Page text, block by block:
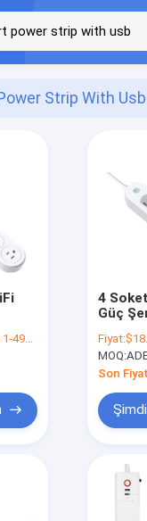
Strip With Usb
4
Güç
Fiyat:
MOQ:
Son